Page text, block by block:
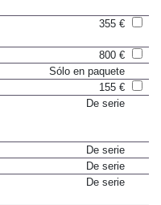
355 €
800 €
Sólo en paquete
155 €
De serie
De serie
De serie
De serie